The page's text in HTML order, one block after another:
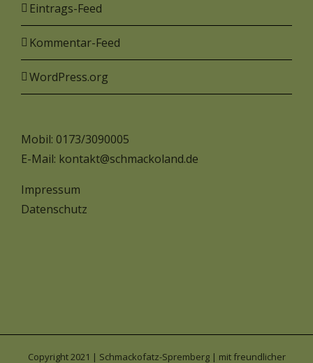
Eintrags-Feed
Kommentar-Feed
WordPress.org
Mobil: 0173/3090005
E-Mail: kontakt@schmackoland.de
Impressum
Datenschutz
Copyright 2021 | Schmackofatz-Spremberg | mit freundlicher